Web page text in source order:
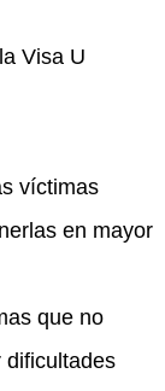
Visa U
víctimas
en mayor
que no
dificultades